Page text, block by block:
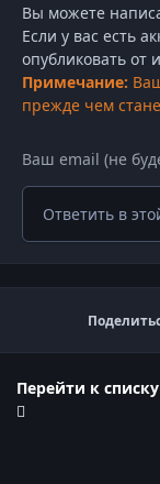
Вы можете
Если у вас есть
опубликовать от
Примечание:
прежде чем
Ответить в
Перейти к